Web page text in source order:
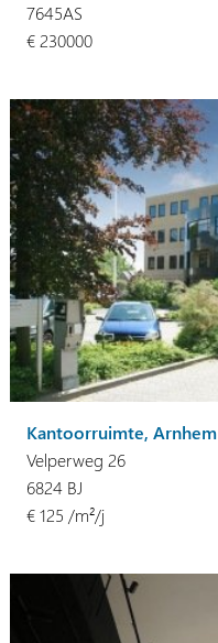
7645AS
€ 230000
Kantoorruimte, Arnhem
Velperweg 26
6824 BJ
€ 125 /m²/j